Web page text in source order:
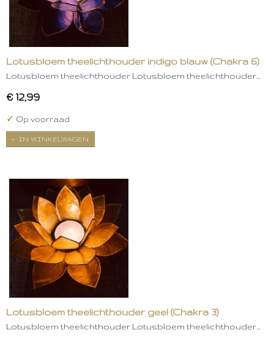
Lotusbloem theelichthouder indigo blauw (Chakra 6)
Lotusbloem theelichthouder Lotusbloem theelichthouder…
€ 12,99
✓ Op voorraad
IN WINKELWAGEN
Lotusbloem theelichthouder geel (Chakra 3)
Lotusbloem theelichthouder Lotusbloem theelichthouder…